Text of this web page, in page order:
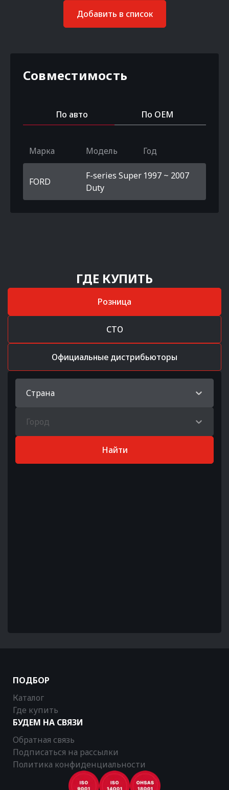
Добавить в список
Совместимость
По авто По OEM
Марка Модель Год
FORD
F-series Super
Duty
1997 ~ 2007
ГДЕ КУПИТЬ
Розница
СТО
Официальные дистрибьюторы
Страна
Город
Найти
ПОДБОР
Каталог
Где купить
БУДЕМ НА СВЯЗИ
Обратная связь
Подписаться на рассылки
Политика конфиденциальности